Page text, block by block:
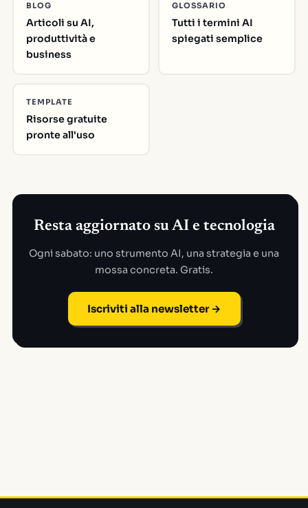
BLOG
Articoli su AI,
produttività e
business
GLOSSARIO
Tutti i termini AI
spiegati semplice
TEMPLATE
Risorse gratuite
pronte all'uso
Resta aggiornato su AI e tecnologia
Ogni sabato: uno strumento AI, una strategia e una
mossa concreta. Gratis.
Iscriviti alla newsletter →